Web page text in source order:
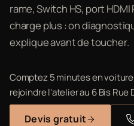
rame, Switch HS, port
charge plus : on
explique avant de toucher.
Comptez 5 minutes en
rejoindre l'atelier au 6 Bis Rue
Devis gratuit